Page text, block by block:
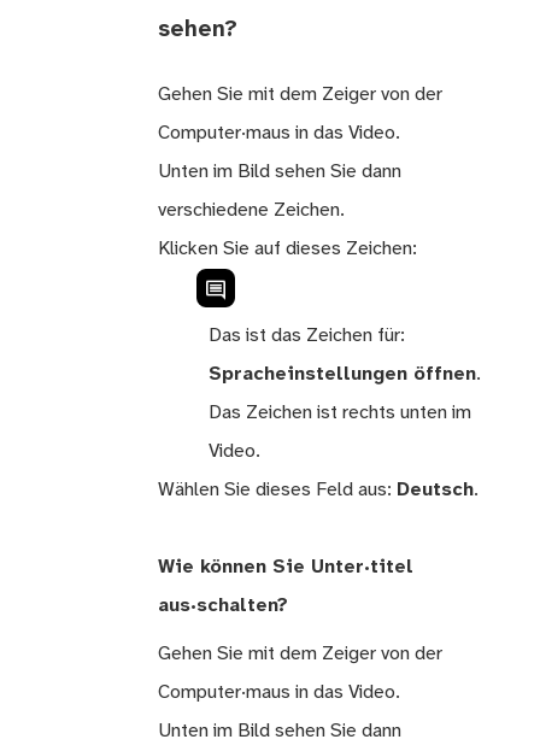
sehen?
Gehen Sie mit dem Zeiger von der
Computer·maus in das Video.
Unten im Bild sehen Sie dann
verschiedene Zeichen.
Klicken Sie auf dieses Zeichen:
Das ist das Zeichen für:
Spracheinstellungen öffnen.
Das Zeichen ist rechts unten im
Video.
Wählen Sie dieses Feld aus: Deutsch.
Wie können Sie Unter·titel
aus·schalten?
Gehen Sie mit dem Zeiger von der
Computer·maus in das Video.
Unten im Bild sehen Sie dann